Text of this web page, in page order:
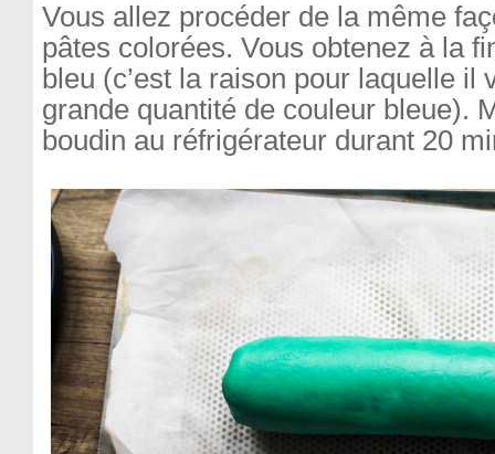
Vous allez procéder de la même
pâtes colorées. Vous obtenez à la
bleu (c’est la raison pour laquelle il
grande quantité de couleur bleue).
boudin au réfrigérateur durant 20